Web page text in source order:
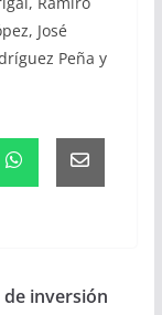
José
Peña y
inversión